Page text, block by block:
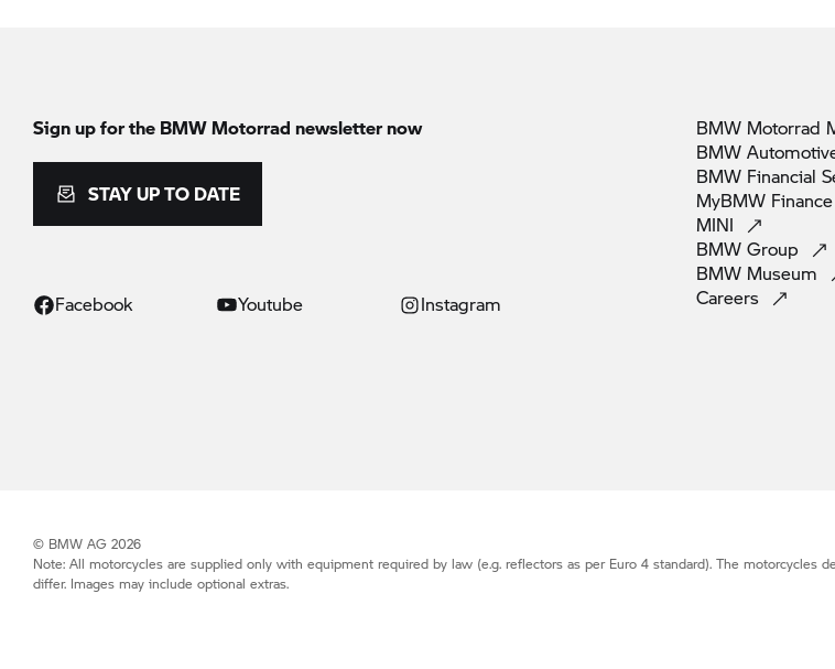
Sign up for the BMW Motorrad newsletter now
STAY UP TO DATE
Facebook Youtube Instagram
BMW Motorrad
BMW
BMW Financial
MyBMW Finance
MINI
BMW Group
BMW Museum
Careers
© BMW AG 2026
Note: All motorcycles are supplied only with equipment required by law (e.g. reflectors as per Euro 4 standard). The motorcycles
differ. Images may include optional extras.